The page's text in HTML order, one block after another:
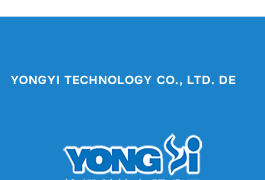
YONGYI TECHNOLOGY CO., LTD. DE